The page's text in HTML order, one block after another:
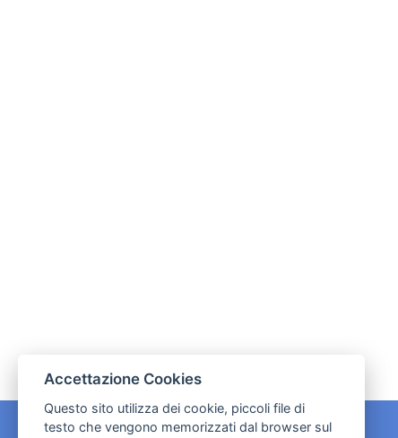
Accettazione Cookies
Questo sito utilizza dei cookie, piccoli file di
testo che vengono memorizzati dal browser sul